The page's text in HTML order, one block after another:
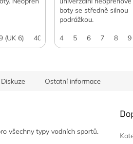
(UK 6) 40,5 (UK 7) 42 (UK 8) 43
boty se středně silnou
podrážkou.
4 5 6 7 8 9
Diskuze Ostatní informace
všechny typy vodních sportů.